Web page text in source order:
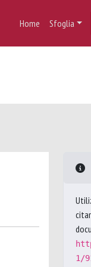
Home Sfoglia
1/